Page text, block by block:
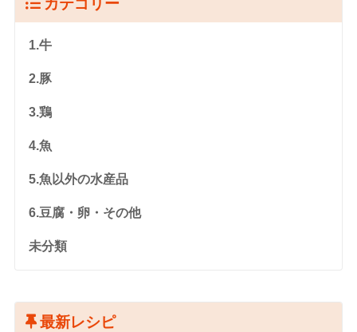
1.牛
2.豚
3.鶏
4.魚
5.魚以外の水産品
6.豆腐・卵・その他
未分類
最新レシピ